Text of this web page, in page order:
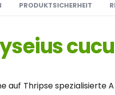
PRODUKTSICHERHEIT
auf Thripse spezialisierte